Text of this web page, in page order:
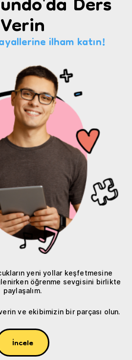
Verin ilham katın!
yeni yollar keşfetmesine
öğrenme sevgisini birlikte
paylaşalım.
ve ekibimizin bir parçası olun.
İncele